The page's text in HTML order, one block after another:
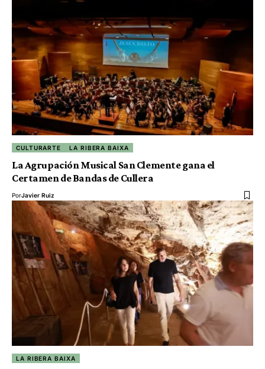
CULTURARTE LA RIBERA BAIXA
La Agrupación Musical San Clemente gana el
Certamen de Bandas de Cullera
PorJavier Ruiz
LA RIBERA BAIXA